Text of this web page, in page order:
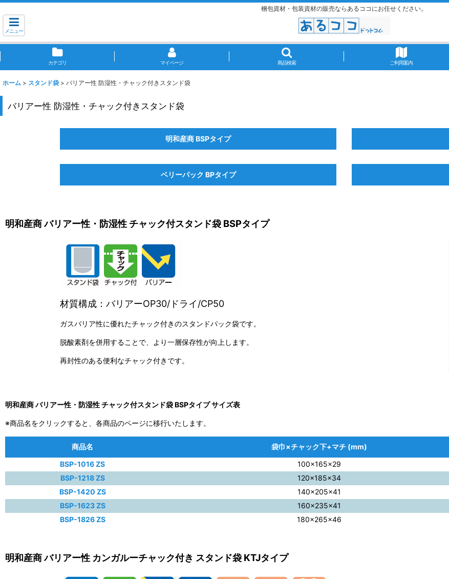
梱包資材・包装資材の販売ならあるココにお任せください。
メニュー
カテゴリ マイページ 商品検索 ご利用案内
ホーム > スタンド袋 > バリアー性 防湿性・チャック付きスタンド袋
バリアー性 防湿性・チャック付きスタンド袋
明和産商 BSPタイプ
ベリーパック BPタイプ
明和産商 バリアー性・防湿性 チャック付スタンド袋 BSPタイプ
材質構成：バリアーOP30/ドライ/CP50
ガスバリア性に優れたチャック付きのスタンドパック袋です。
脱酸素剤を併用することで、より一層保存性が向上します。
再封性のある便利なチャック付きです。
明和産商 バリアー性・防湿性 チャック付スタンド袋 BSPタイプ サイズ表
※商品名をクリックすると、各商品のページに移行いたします。
商品名 袋巾×チャック下+マチ (mm)
BSP-1016 ZS
100×165×29
BSP-1218 ZS
120×185×34
BSP-1420 ZS
140×205×41
BSP-1623 ZS
160×235×41
BSP-1826 ZS
180×265×46
明和産商 バリアー性 カンガルーチャック付き スタンド袋 KTJタイプ